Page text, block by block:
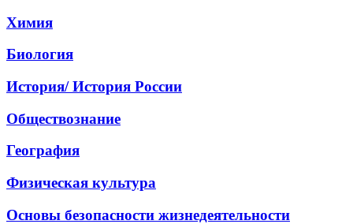
Химия
Биология
История/ История России
Обществознание
География
Физическая культура
Основы безопасности жизнедеятельности